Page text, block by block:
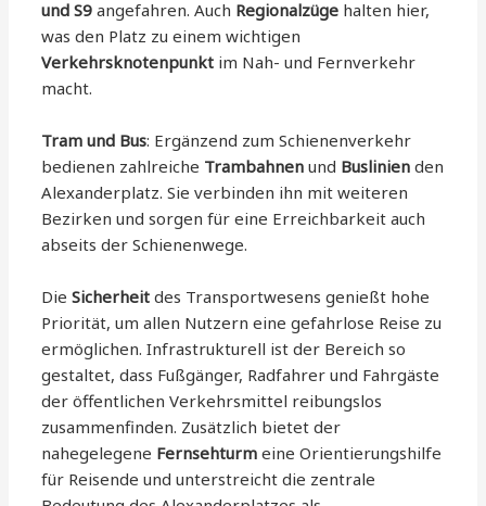
und S9 angefahren. Auch Regionalzüge halten hier,
was den Platz zu einem wichtigen
Verkehrsknotenpunkt im Nah- und Fernverkehr
macht.
Tram und Bus: Ergänzend zum Schienenverkehr
bedienen zahlreiche Trambahnen und Buslinien den
Alexanderplatz. Sie verbinden ihn mit weiteren
Bezirken und sorgen für eine Erreichbarkeit auch
abseits der Schienenwege.
DieSicherheit des Transportwesens genießt hohe
Priorität, um allen Nutzern eine gefahrlose Reise zu
ermöglichen. Infrastrukturell ist der Bereich so
gestaltet, dass Fußgänger, Radfahrer und Fahrgäste
der öffentlichen Verkehrsmittel reibungslos
zusammenfinden. Zusätzlich bietet der
nahegelegene Fernsehturm eine Orientierungshilfe
für Reisende und unterstreicht die zentrale